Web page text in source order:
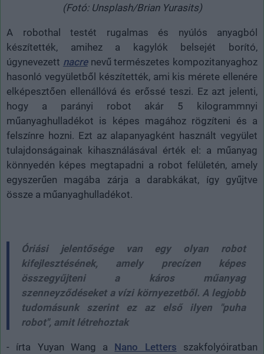
(Fotó: Unsplash/Brian Yurasits)
A robothal testét rugalmas és nyúlós anyagból
készítették, amihez a kagylók belsejét borító,
úgynevezett nacrenevű természetes kompozitanyaghoz
hasonló vegyületből készítették, ami kis mérete ellenére
elképesztően ellenállóvá és erőssé teszi. Ez azt jelenti,
hogy a parányi robot akár 5 kilogrammnyi
műanyaghulladékot is képes magához rögzíteni és a
felszínre hozni. Ezt az alapanyagként használt vegyület
tulajdonságainak kihasználásával érték el: a műanyag
könnyedén képes megtapadni a robot felületén, amely
egyszerűen magába zárja a darabkákat, így gyűjtve
össze a műanyaghulladékot.
Óriási jelentősége van egy olyan robot
kifejlesztésének, amely precízen képes
összegyűjteni a káros műanyag
szenneyződéseket a vízi környezetből. A legjobb
tudomásunk szerint ez az első ilyen "puha
robot", amit létrehoztak
- írta Yuyan Wang a Nano Letters szakfolyóiratban